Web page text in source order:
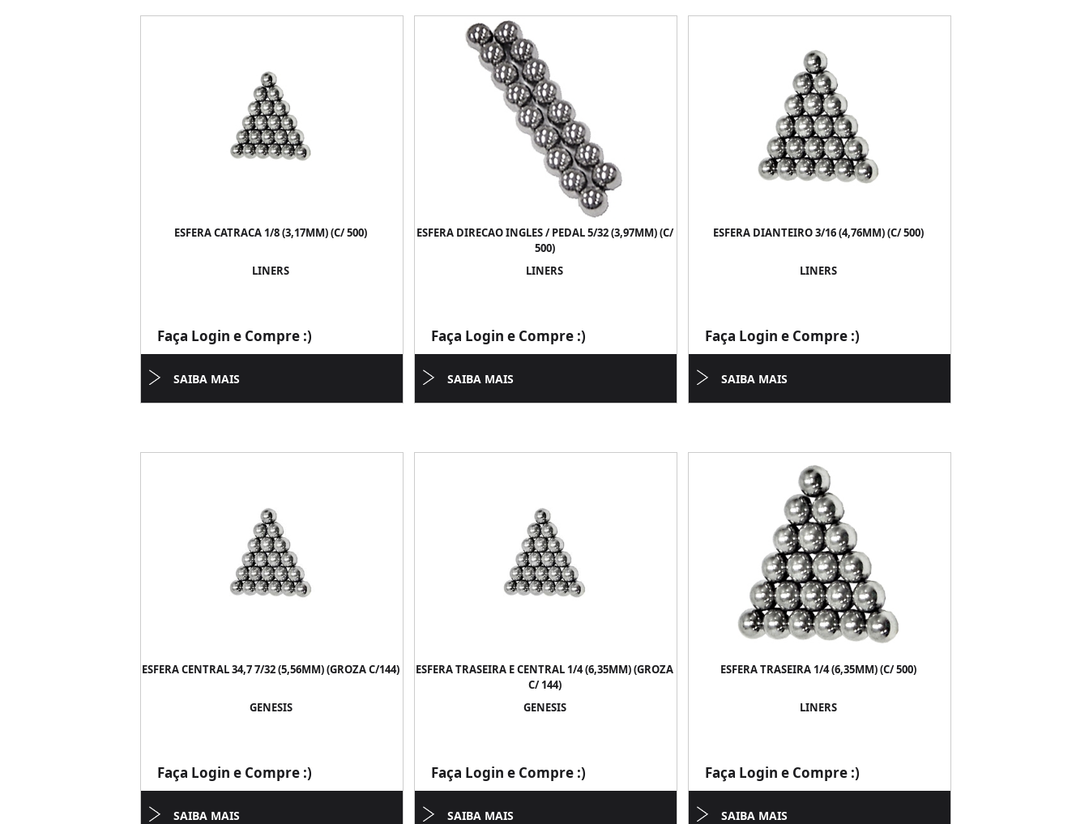
ESFERA CATRACA 1/8 (3,17MM) (C/ 500)
LINERS
Faça Login e Compre :)
SAIBA MAIS
ESFERA DIRECAO INGLES / PEDAL 5/32 (3,97MM) (C/
500)
LINERS
Faça Login e Compre :)
SAIBA MAIS
ESFERA DIANTEIRO 3/16 (4,76MM) (C/ 500)
LINERS
Faça Login e Compre :)
SAIBA MAIS
ESFERA CENTRAL 34,7 7/32 (5,56MM) (GROZA C/144)
GENESIS
Faça Login e Compre :)
SAIBA MAIS
ESFERA TRASEIRA E CENTRAL 1/4 (6,35MM) (GROZA
C/ 144)
GENESIS
Faça Login e Compre :)
SAIBA MAIS
ESFERA TRASEIRA 1/4 (6,35MM) (C/ 500)
LINERS
Faça Login e Compre :)
SAIBA MAIS